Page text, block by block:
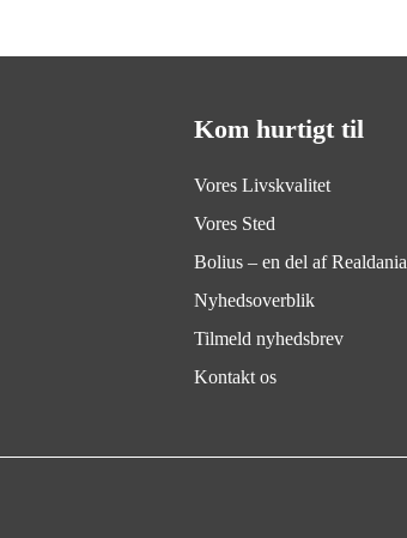
Kom hurtigt til
Vores Livskvalitet
Vores Sted
Bolius – en del af Realdania
Nyhedsoverblik
Tilmeld nyhedsbrev
Kontakt os